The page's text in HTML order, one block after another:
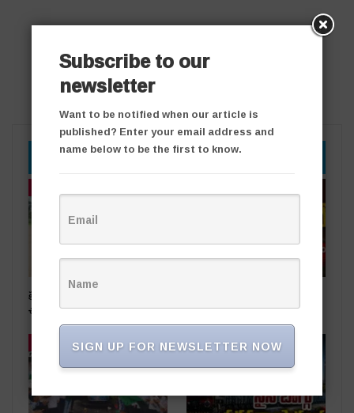
YOU MIGHT ALSO LIKE
ప్రభుత్వ స్థలాలను ఆక్రమిస్తే కఠిన
చర్యలు
తాజా వార్తలు తాజా వార్తలు
Subscribe to our
newsletter
Want to be notified when our article is
published? Enter your email address and
name below to be the first to know.
SIGN UP FOR NEWSLETTER NOW